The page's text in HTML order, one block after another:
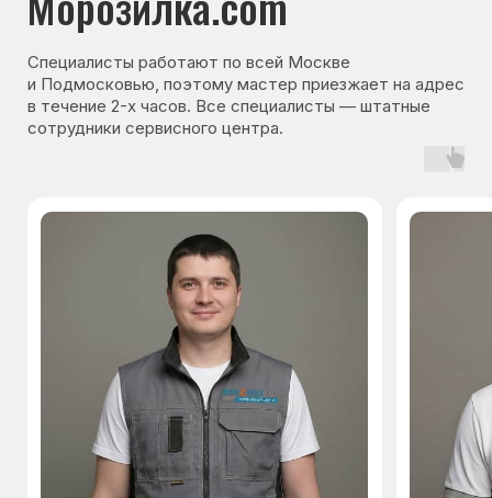
Варианты оплаты
О нас
Отзывы
Для юр.лиц
Цены
Основные дефекты
Наверх↑
Политика обработки персональных данных
© Сервисный центр «Морозилка.com».
Ремонт холодильников на дому в Москве
и Московской области